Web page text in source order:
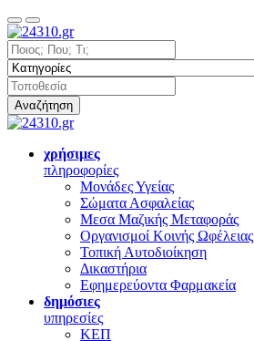
Αναζήτηση
χρήσιμες
πληροφορίες
Μονάδες Υγείας
Σώματα Ασφαλείας
Μεσα Μαζικής Μεταφοράς
Οργανισμοί Κοινής Ωφέλειας
Τοπική Αυτοδιοίκηση
Δικαστήρια
Εφημερεύοντα Φαρμακεία
δημόσιες
υπηρεσίες
ΚΕΠ